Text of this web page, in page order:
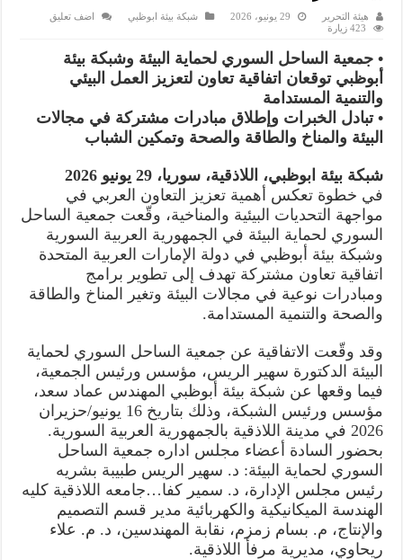
هيئة التحرير 29 يونيو، 2026 شبكة بيئة ابوظبي
اضف تعليق
423 زيارة
• جمعية الساحل السوري لحماية البيئة وشبكة بيئة
أبوظبي توقعان اتفاقية تعاون لتعزيز العمل البيئي
والتنمية المستدامة
• تبادل الخبرات وإطلاق مبادرات مشتركة في مجالات
البيئة والمناخ والطاقة والصحة وتمكين الشباب
شبكة بيئة ابوظبي، اللاذقية، سوريا، 29 يونيو 2026
في خطوة تعكس أهمية تعزيز التعاون العربي في
مواجهة التحديات البيئية والمناخية، وقّعت جمعية الساحل
السوري لحماية البيئة في الجمهورية العربية السورية
وشبكة بيئة أبوظبي في دولة الإمارات العربية المتحدة
اتفاقية تعاون مشتركة تهدف إلى تطوير برامج
ومبادرات نوعية في مجالات البيئة وتغير المناخ والطاقة
والصحة والتنمية المستدامة.
وقد وقّعت الاتفاقية عن جمعية الساحل السوري لحماية
البيئة الدكتورة سهير الريس، مؤسس ورئيس الجمعية،
فيما وقعها عن شبكة بيئة أبوظبي المهندس عماد سعد،
مؤسس ورئيس الشبكة، وذلك بتاريخ 16 يونيو/حزيران
2026 في مدينة اللاذقية بالجمهورية العربية السورية.
بحضور السادة أعضاء مجلس اداره جمعية الساحل
السوري لحماية البيئة: د. سهير الريس طبيبة بشريه
رئيس مجلس الإدارة، د. سمير كفا…جامعه اللاذقية كليه
الهندسة الميكانيكية والكهربائية مدير قسم التصميم
والإنتاج، م. بسام زمزم، نقابة المهندسين، د. م. علاء
ريحاوي، مديرية مرفأ اللاذقية.